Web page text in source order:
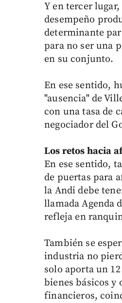
Y en tercer
desempeño
determinante
para no ser una
en su conjunto.
En ese sentido,
"ausencia" de
con una tasa de
negociador del
Los retos hacia
En ese sentido,
de puertas para
la Andi debe
llamada Agenda
refleja en
También se
industria no
solo aporta un
bienes básicos y
financieros,